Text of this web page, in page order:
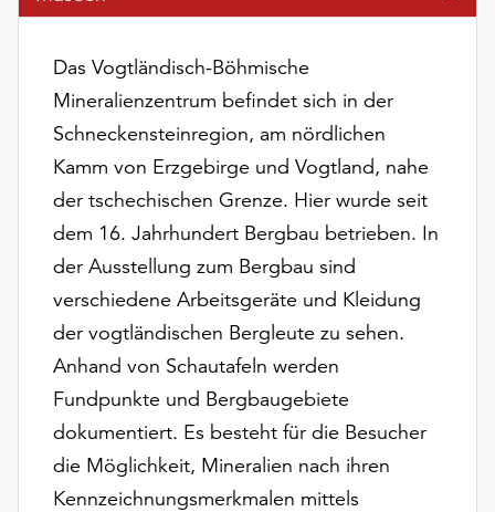
der
Schaltfläche
„Cookie-
Verfügung.
Funktionale
Cookies
werden
auch
ohne
Einverständnis
weiterhin
ausgeführt.
Möchten
Das Vogtländisch-Böhmische
Mineralienzentrum befindet sich in der
Schneckensteinregion, am nördlichen
Kamm von Erzgebirge und Vogtland, nahe
der tschechischen Grenze. Hier wurde seit
dem 16. Jahrhundert Bergbau betrieben. In
der Ausstellung zum Bergbau sind
verschiedene Arbeitsgeräte und Kleidung
der vogtländischen Bergleute zu sehen.
Anhand von Schautafeln werden
Fundpunkte und Bergbaugebiete
dokumentiert. Es besteht für die Besucher
die Möglichkeit, Mineralien nach ihren
Kennzeichnungsmerkmalen mittels